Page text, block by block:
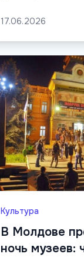
17.06.2026
Культура
В Молдове
ночь музеев: